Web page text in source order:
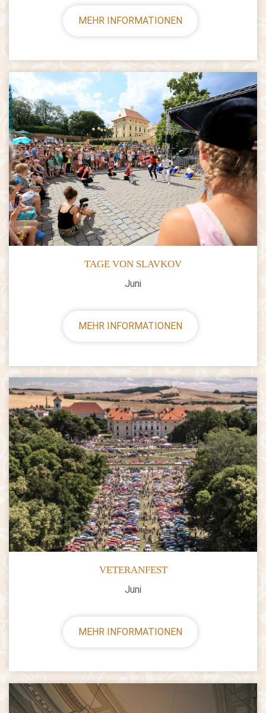
MEHR INFORMATIONEN
TAGE VON SLAVKOV
Juni
MEHR INFORMATIONEN
VETERANFEST
Juni
MEHR INFORMATIONEN